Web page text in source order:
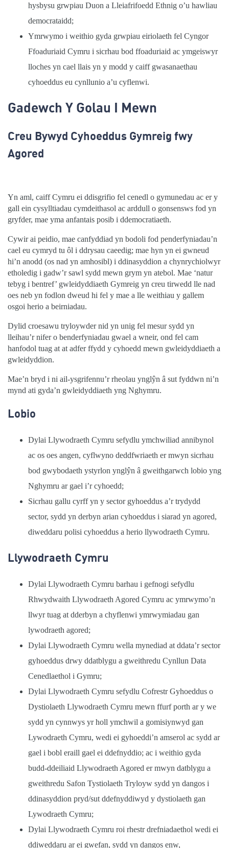
hysbysu grwpiau Duon a Lleiafrifoedd Ethnig o’u hawliau
democrataidd;
Ymrwymo i weithio gyda grwpiau eiriolaeth fel Cyngor
Ffoaduriaid Cymru i sicrhau bod ffoaduriaid ac ymgeiswyr
lloches yn cael llais yn y modd y caiff gwasanaethau
cyhoeddus eu cynllunio a’u cyflenwi.
Gadewch Y Golau I Mewn
Creu Bywyd Cyhoeddus Gymreig fwy
Agored
Yn aml, caiff Cymru ei ddisgrifio fel cenedl o gymunedau ac er y
gall ein cysylltiadau cymdeithasol ac arddull o gonsensws fod yn
gryfder, mae yma anfantais posib i ddemocratiaeth.
Cywir ai peidio, mae canfyddiad yn bodoli fod penderfyniadau’n
cael eu cymryd tu ôl i ddrysau caeedig; mae hyn yn ei gwneud
hi’n anodd (os nad yn amhosibl) i ddinasyddion a chynrychiolwyr
etholedig i gadw’r sawl sydd mewn grym yn atebol. Mae ‘natur
tebyg i bentref’ gwleidyddiaeth Gymreig yn creu tirwedd lle nad
oes neb yn fodlon dweud hi fel y mae a lle weithiau y gallem
osgoi herio a beirniadau.
Dylid croesawu tryloywder nid yn unig fel mesur sydd yn
lleihau’r nifer o benderfyniadau gwael a wneir, ond fel cam
hanfodol tuag at at adfer ffydd y cyhoedd mewn gwleidyddiaeth a
gwleidyddion.
Mae’n bryd i ni ail-ysgrifennu’r rheolau ynglŷn â sut fyddwn ni’n
mynd ati gyda’n gwleidyddiaeth yng Nghymru.
Lobio
Dylai Llywodraeth Cymru sefydlu ymchwiliad annibynol
ac os oes angen, cyflwyno deddfwriaeth er mwyn sicrhau
bod gwybodaeth ystyrlon ynglŷn â gweithgarwch lobio yng
Nghymru ar gael i’r cyhoedd;
Sicrhau gallu cyrff yn y sector gyhoeddus a’r trydydd
sector, sydd yn derbyn arian cyhoeddus i siarad yn agored,
diweddaru polisi cyhoeddus a herio llywodraeth Cymru.
Llywodraeth Cymru
Dylai Llywodraeth Cymru barhau i gefnogi sefydlu
Rhwydwaith Llywodraeth Agored Cymru ac ymrwymo’n
llwyr tuag at dderbyn a chyflenwi ymrwymiadau gan
lywodraeth agored;
Dylai Llywodraeth Cymru wella mynediad at ddata’r sector
gyhoeddus drwy ddatblygu a gweithredu Cynllun Data
Cenedlaethol i Gymru;
Dylai Llywodraeth Cymru sefydlu Cofrestr Gyhoeddus o
Dystiolaeth Llywodraeth Cymru mewn ffurf porth ar y we
sydd yn cynnwys yr holl ymchwil a gomisiynwyd gan
Lywodraeth Cymru, wedi ei gyhoeddi’n amserol ac sydd ar
gael i bobl eraill gael ei ddefnyddio; ac i weithio gyda
budd-ddeiliaid Llywodraeth Agored er mwyn datblygu a
gweithredu Safon Tystiolaeth Tryloyw sydd yn dangos i
ddinasyddion pryd/sut ddefnyddiwyd y dystiolaeth gan
Lywodraeth Cymru;
Dylai Llywodraeth Cymru roi rhestr drefniadaethol wedi ei
ddiweddaru ar ei gwefan, sydd yn dangos enw,